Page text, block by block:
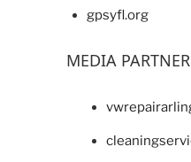
gpsyfl.org
MEDIA